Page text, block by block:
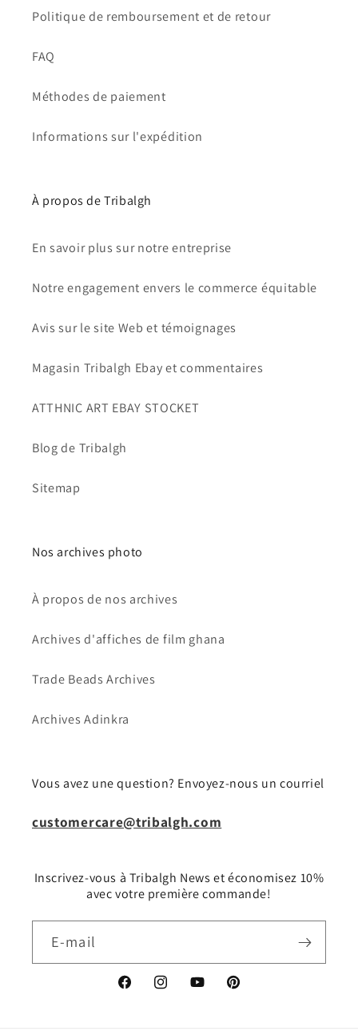
Politique de remboursement et de retour
FAQ
Méthodes de paiement
Informations sur l'expédition
À propos de Tribalgh
En savoir plus sur notre entreprise
Notre engagement envers le commerce équitable
Avis sur le site Web et témoignages
Magasin Tribalgh Ebay et commentaires
ATTHNIC ART EBAY STOCKET
Blog de Tribalgh
Sitemap
Nos archives photo
À propos de nos archives
Archives d'affiches de film ghana
Trade Beads Archives
Archives Adinkra
Vous avez une question? Envoyez-nous un courriel
customercare@tribalgh.com
Inscrivez-vous à Tribalgh News et économisez 10%
avec votre première commande!
E-mail
FacebookInstagramYouTubePinterest